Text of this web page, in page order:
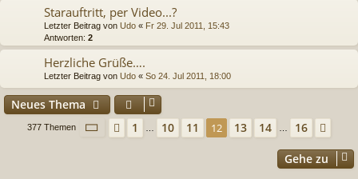
Starauftritt, per Video...?
Letzter Beitrag von Udo « Fr 29. Jul 2011, 15:43
Antworten: 2
Herzliche Grüße….
Letzter Beitrag von Udo « So 24. Jul 2011, 18:00
Neues Thema
377 Themen Seite 12 von16
Vorherige
1 10 11 12 13 14 16
Gehe zu